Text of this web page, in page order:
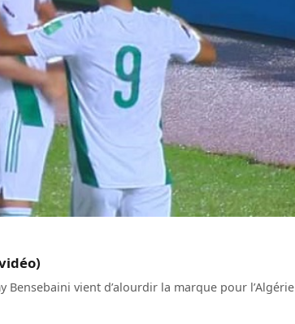
Bensebaini vient d’alourdir la marque pour l’Algérie